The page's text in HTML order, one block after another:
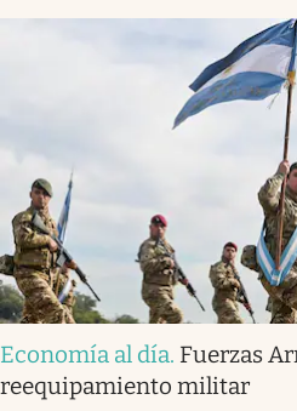
Economía al día. Fuerzas
reequipamiento militar